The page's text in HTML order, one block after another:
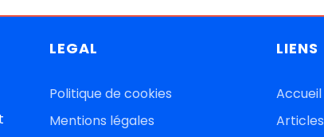
LEGAL
Politique de cookies
Mentions légales
LIENS
Accueil
Articles